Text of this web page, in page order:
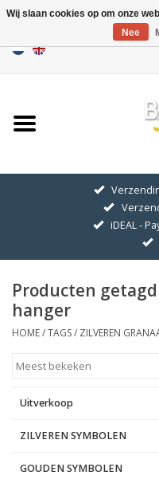
Home
Uitverkoop
GOUDEN SYMBOLEN
Hanger Kettingen
Oorhangers
iDEAL -
Producten
hanger
HOME/TAGS/ ZILVEREN
Uitverkoop
ZILVEREN SYMBOLEN
GOUDEN SYMBOLEN
Wij slaan cookies op om onze
Nee